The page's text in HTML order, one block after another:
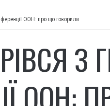
ООН: про що говорили
З
ООН: